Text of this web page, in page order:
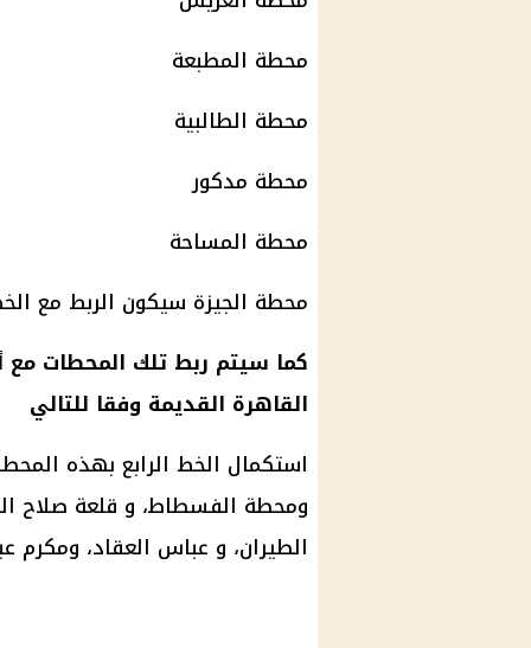
محطة المطبعة
محطة الطالبية
محطة مدكور
محطة المساحة
محطة الجيزة سيكون الربط مع
كما سيتم ربط تلك المحطات مع
القاهرة القديمة وفقا للتالي
استكمال الخط الرابع بهذه
ومحطة الفسطاط، و قلعة صلاح
الطيران، و عباس العقاد، ومكرم